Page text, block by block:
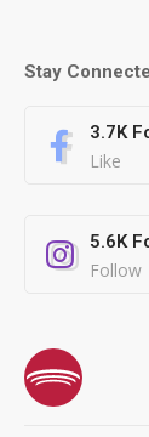
Stay
3.7K
Like
5.6K
Follow